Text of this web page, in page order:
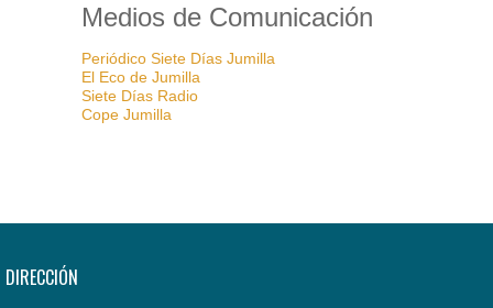
Medios de Comunicación
Periódico Siete Días Jumilla
El Eco de Jumilla
Siete Días Radio
Cope Jumilla
DIRECCIÓN